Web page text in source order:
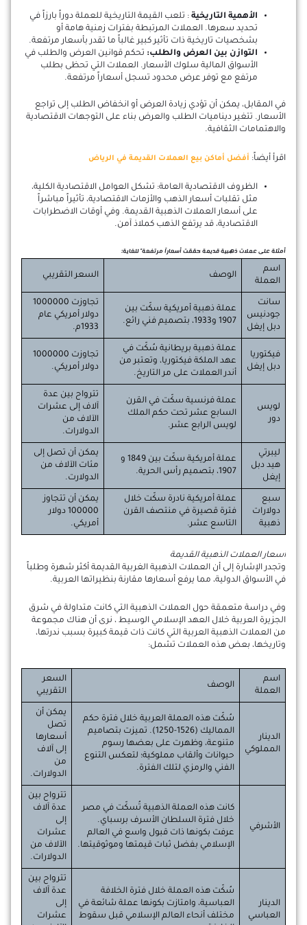
الأهمية التاريخية: تلعب القيمة التاريخية للعملة دوراً بارزاً في
تحديد سعرها. العملات المرتبطة بفترات زمنية هامة أو
بشخصيات تاريخية ذات تأثير كبير غالباً ما تقدر بأسعار مرتفعة.
التوازن بين العرض والطلب: تحكم قوانين العرض والطلب في
الأسواق المالية سلوك الأسعار. العملات التي تحظى بطلب
مرتفع مع توفر عرض محدود تسجل أسعاراً مرتفعة.
في المقابل، يمكن أن تؤدي زيادة العرض أو انخفاض الطلب إلى تراجع
الأسعار. تتغير ديناميات الطلب والعرض بناء على التوجهات الاقتصادية
والاهتمامات الثقافية.
اقرأ أيضاً: أفضل أماكن بيع العملات القديمة في الرياض
الظروف الاقتصادية العامة: تشكل العوامل الاقتصادية الكلية،
مثل تقلبات أسعار الذهب والأزمات الاقتصادية، تأثيراً مباشراً
على أسعار العملات الذهبية القديمة. وفي أوقات الاضطرابات
الاقتصادية، قد يرتفع الذهب كملاذ آمن.
أمثلة على عملات ذهبية قديمة حققت أسعاراً مرتفعة ً للغاية:
اسم
العملة
الوصف السعر التقريبي
سانت
جودنيس
دبل إيغل
عملة ذهبية أمريكية سكّت بين
1907 و1933، بتصميم فني رائع.
تجاوزت 1000000
دولار أمريكي عام
1933م.
فيكتوريا
دبل إيغل
عملة ذهبية بريطانية سُكّت في
عهد الملكة فيكتوريا، وتعتبر من
أندر العملات على مر التاريخ.
تجاوزت 1000000
دولار أمريكي.
لويس
دور
عملة فرنسية سكّت في القرن
السابع عشر تحت حكم الملك
لويس الرابع عشر.
تترواح بين عدة
آلاف إلى عشرات
الآلاف من
الدولارات.
ليبرتي
هيد دبل
إيغل
عملة أمريكية سكّت بين 1849 و
1907، بتصميم رأس الحرية.
يمكن أن تصل إلى
مئات الآلاف من
الدولارت.
سبع
دولارات
ذهبية
عملة أمريكية نادرة سكّت خلال
فترة قصيرة في منتصف القرن
التاسع عشر.
يمكن أن تتجاوز
100000 دولار
أمريكي.
أسعار العملات الذهبية القديمة
وتجدر الإشارة إلى أن العملات الذهبية الغربية القديمة أكثر شهرة وطلباً
في الأسواق الدولية، مما يرفع أسعارها مقارنة بنظيراتها العربية.
وفي دراسة متعمقة حول العملات الذهبية التي كانت متداولة في شرق
الجزيرة العربية خلال العهد الإسلامي الوسيط ، نرى أن هناك مجموعة
من العملات الذهبية العربية التي كانت ذات قيمة كبيرة بسبب ندرتها،
وتاريخها، بعض هذه العملات تشمل:
اسم
العملة
الوصف
السعر
التقريبي
الدينار
المملوكي
سُكّت هذه العملة العربية خلال فترة حكم
المماليك (1526-1250). تميزت بتصاميم
متنوعة، وظهرت على بعضها رسوم
حيوانات وألقاب مملوكية؛ لتعكس التنوع
الفني والرمزي لتلك الفترة.
يمكن أن
تصل
أسعارها
إلى آلاف
من
الدولارات.
الأشرفي
كانت هذه العملة الذهبية تُسكّت في مصر
خلال فترة السلطان الأسرف برسباي.
عرفت بكونها ذات قبول واسع في العالم
الإسلامي بفضل ثبات قيمتها وموثوقيتها.
تترواح بين
عدة آلاف
إلى
عشرات
الآلاف من
الدولارات.
الدينار
العباسي
سُكّت هذه العملة خلال فترة الخلافة
العباسية، وامتازت بكونها عملة شائعة في
مختلف أنحاء العالم الإسلامي قبل سقوط
تترواح بين
عدة آلاف
إلى
عشرات